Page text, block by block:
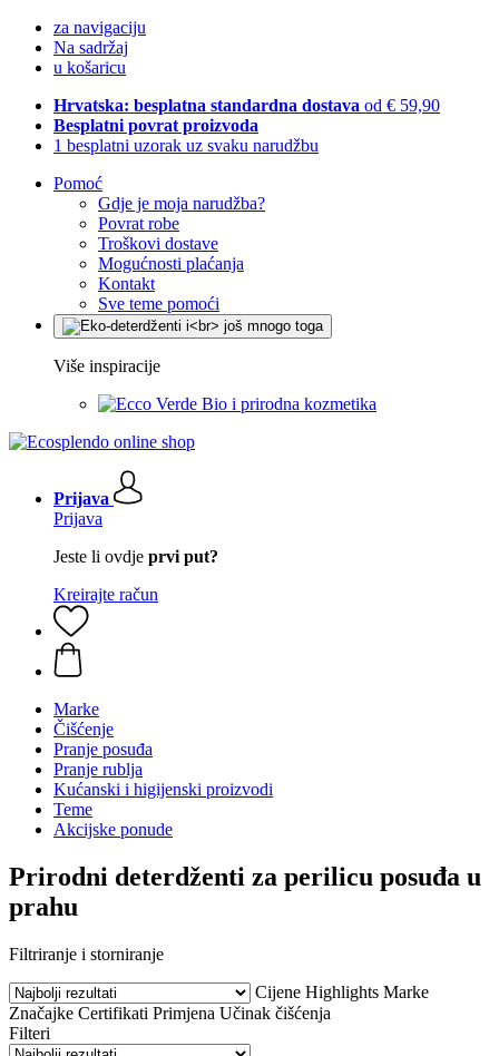
za navigaciju
Na sadržaj
u košaricu
Hrvatska: besplatna standardna dostava od € 59,90
Besplatni povrat proizvoda
1 besplatni uzorak uz svaku narudžbu
Pomoć
Gdje je moja narudžba?
Povrat robe
Troškovi dostave
Mogućnosti plaćanja
Kontakt
Sve teme pomoći
Više inspiracije
Bio i prirodna kozmetika
Prijava
Prijava
Jeste li ovdje prvi put?
Kreirajte račun
Marke
Čišćenje
Pranje posuđa
Pranje rublja
Kućanski i higijenski proizvodi
Teme
Akcijske ponude
Prirodni deterdženti za perilicu posuđa u
prahu
Filtriranje i storniranje
Cijene Highlights Marke
Značajke Certifikati Primjena Učinak čišćenja
Filteri